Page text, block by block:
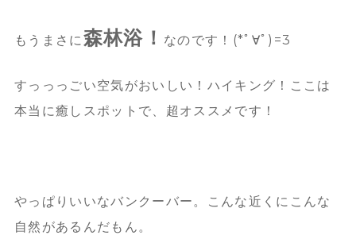
もうまさに 森林浴！ なのです！(*ﾟ∀ﾟ)=3
すっっっごい空気がおいしい！ ハイキング！ ここは
本当に癒しスポットで、超オススメです！
やっぱりいいなバンクーバー。
こんな近くにこんな
自然があるんだもん。